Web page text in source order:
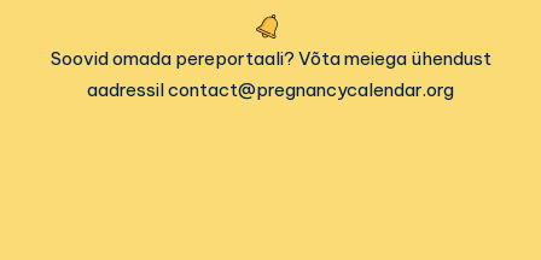
Soovid omada pereportaali? Võta meiega ühendust
aadressil contact@pregnancycalendar.org